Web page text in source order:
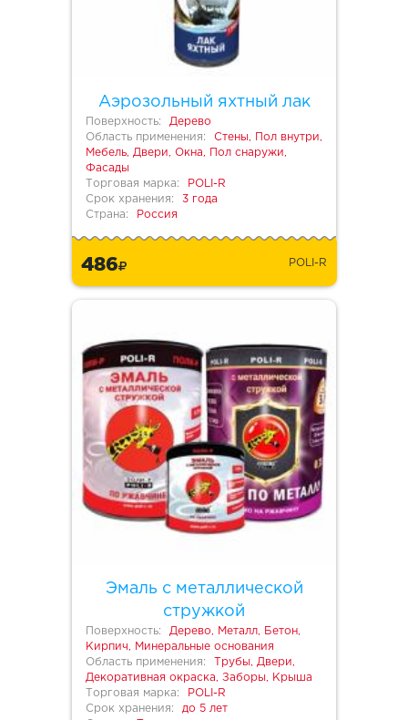
Аэрозольный яхтный лак
Поверхность:
Дерево
Область применения:
Стены, Пол внутри,
Мебель, Двери, Окна, Пол снаружи,
Фасады
Торговая марка:
POLI-R
Срок хранения:
3 года
Страна:
Россия
486 POLI-R
Эмаль с металлической
стружкой
Поверхность:
Дерево, Металл, Бетон,
Кирпич, Минеральные основания
Область применения:
Трубы, Двери,
Декоративная окраска, Заборы, Крыша
Торговая марка:
POLI-R
Срок хранения:
до 5 лет